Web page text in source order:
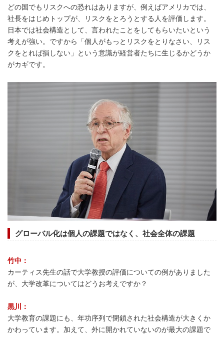
どの国でもリスクへの恐れはありますが、例えばアメリカでは、
社長をはじめトップが、リスクをとろうとする人を評価します。
日本では社会構造として、言われたことをしてもらいたいという
考えが強い。ですから「個人がもっとリスクをとりなさい、リス
クをとれば損しない」という意識が経営者たちに生じるかどうか
がカギです。
グローバル化は個人の課題ではなく、社会全体の課題
竹中：
カーティス先生の話で大学教授の評価についての例がありました
が、大学改革についてはどうお考えですか？
黒川：
大学教育の課題にも、年功序列で閉鎖された社会構造が大きくか
かわっています。加えて、外に開かれていないのが最大の課題で